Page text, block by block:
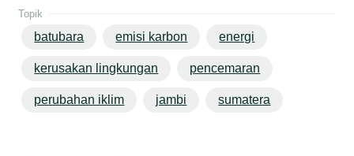
Topik
batubara emisi karbon energi
kerusakan lingkungan pencemaran
perubahan iklim jambi sumatera